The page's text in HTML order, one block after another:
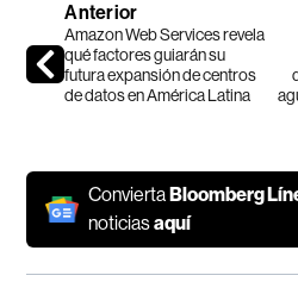
Anterior
Amazon Web Services revela
qué factores guiarán su
futura expansión de centros
de datos en América Latina
ConviertaBloomberg
noticiasaquí